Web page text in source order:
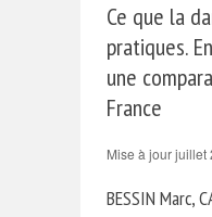
Ce que la
pratiques.
une
France
Mise à jour juillet
BESSIN Marc,